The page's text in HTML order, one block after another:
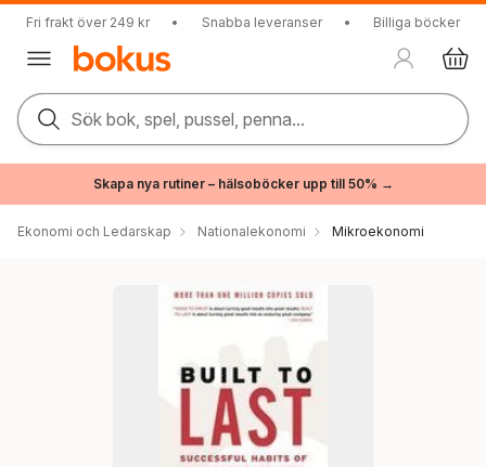
Fri frakt över 249 kr • Snabba leveranser • Billiga böcker
Sök bok, spel, pussel, penna...
Skapa nya rutiner – hälsoböcker upp till 50% →
Ekonomi och Ledarskap Nationalekonomi Mikroekonomi